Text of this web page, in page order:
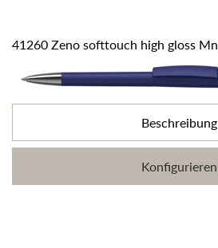
41260 Zeno softtouch high gloss Mn
Beschreibung
Konfigurieren